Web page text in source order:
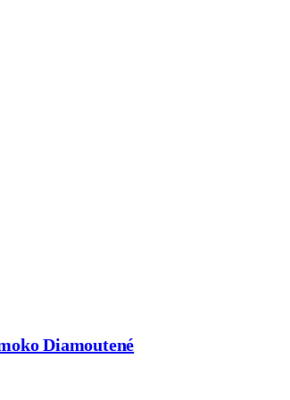
Diamoutené